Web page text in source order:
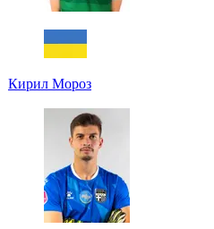
Кирил Мороз